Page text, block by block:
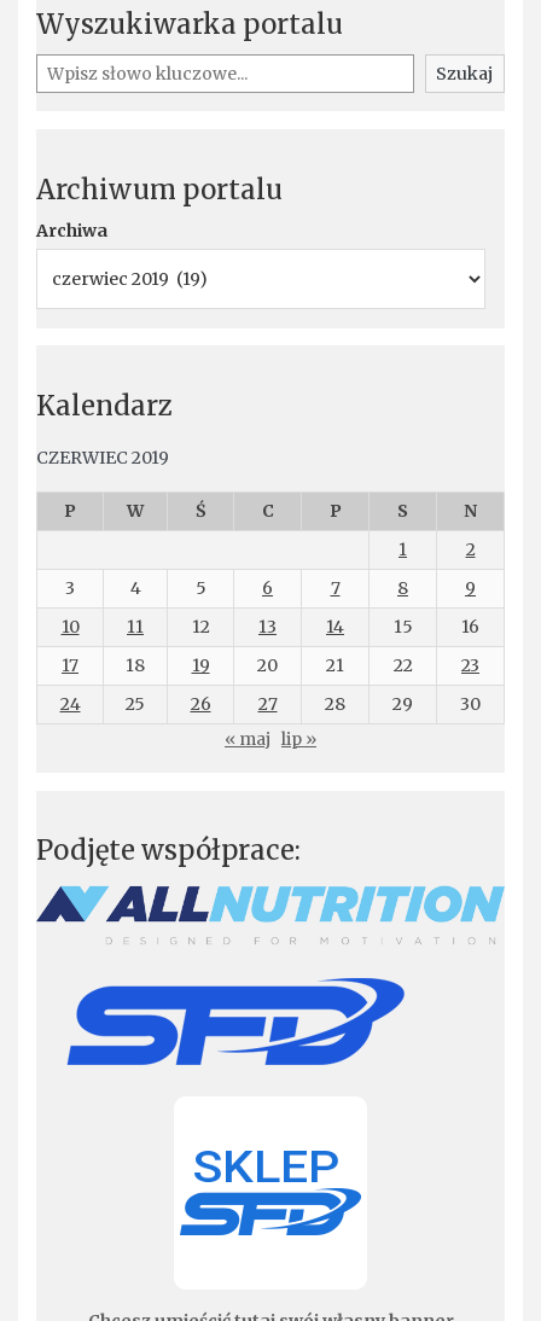
Wyszukiwarka portalu
Szukaj Szukaj
Archiwum portalu
Archiwa
Kalendarz
CZERWIEC 2019
P W Ś C P S
N
1
2
3
4 5 6 7 8
9
10
11 12 13 14 15
16
17
18 19 20 21 22
23
24
25 26 27 28 29
30
« maj lip »
Podjęte współprace: